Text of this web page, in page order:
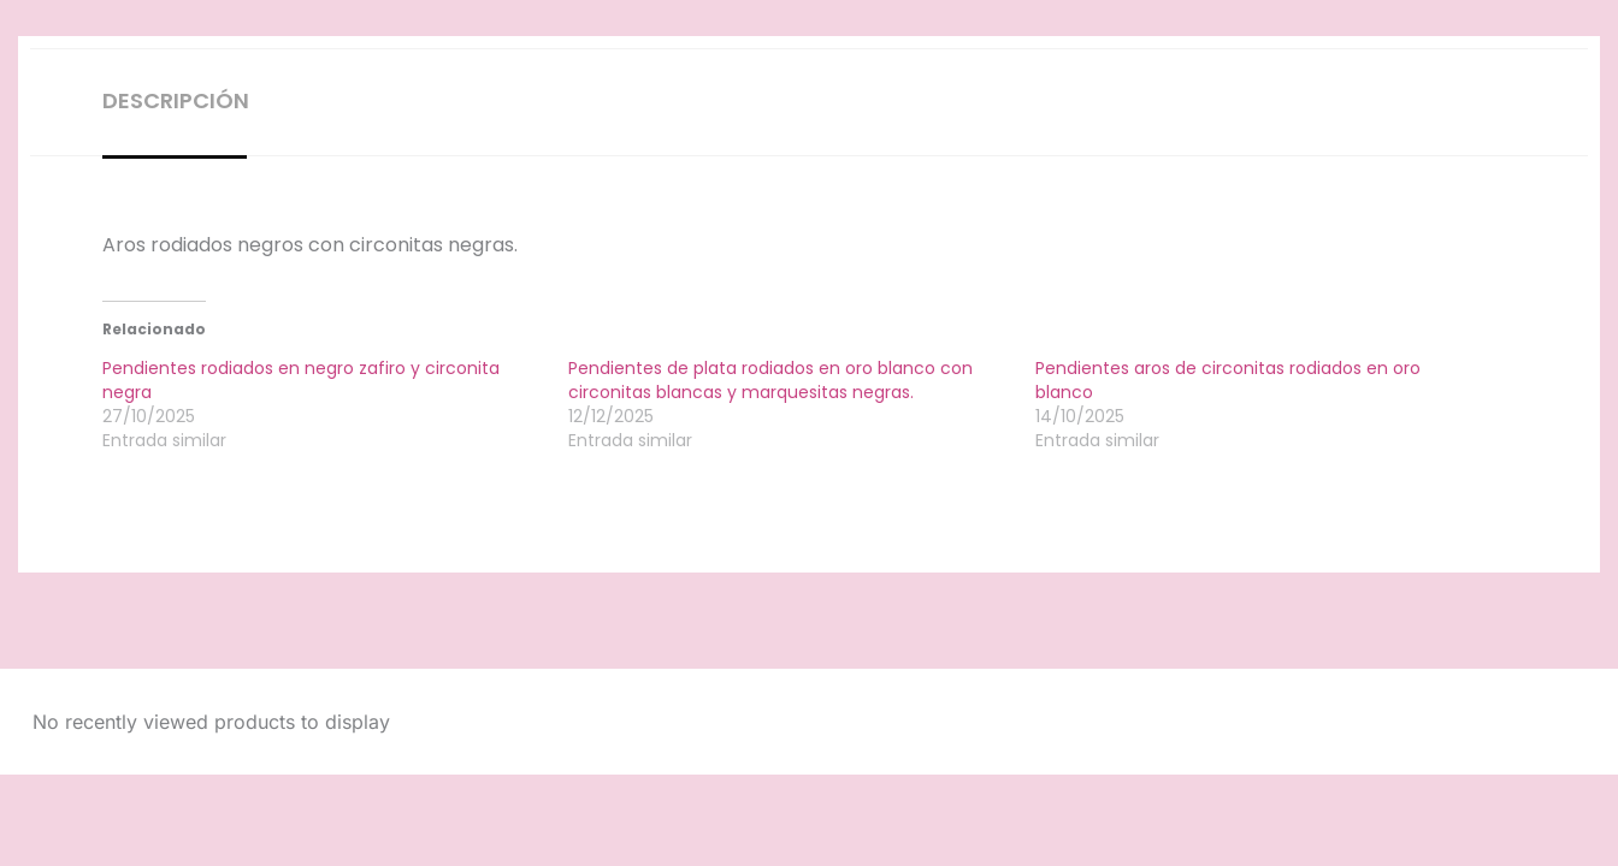
DESCRIPCIÓN
Aros rodiados negros con circonitas negras.
Relacionado
Pendientes rodiados en negro zafiro y circonita
negra
27/10/2025
Entrada similar
Pendientes de plata rodiados en oro blanco con
circonitas blancas y marquesitas negras.
12/12/2025
Entrada similar
Pendientes aros de circonitas rodiados en oro
blanco
14/10/2025
Entrada similar
No recently viewed products to display